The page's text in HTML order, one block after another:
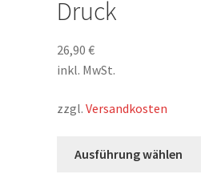
Druck
26,90 €
inkl. MwSt.
zzgl. Versandkosten
Ausführung wählen